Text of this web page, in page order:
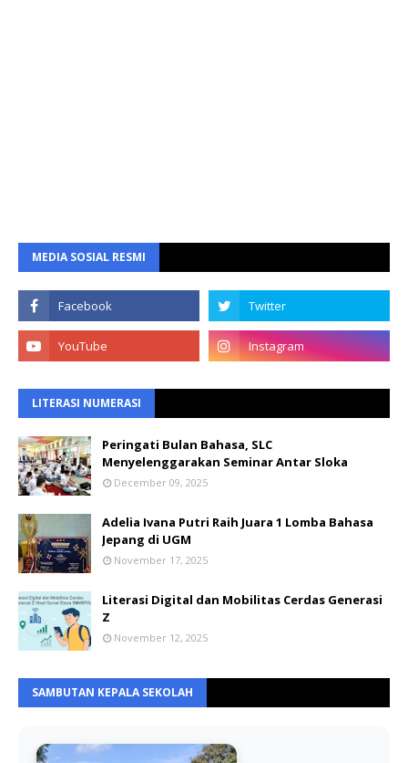
MEDIA SOSIAL RESMI
LITERASI NUMERASI
Peringati Bulan Bahasa, SLC
Menyelenggarakan Seminar Antar Sloka
December 09, 2025
Adelia Ivana Putri Raih Juara 1 Lomba Bahasa
Jepang di UGM
November 17, 2025
Literasi Digital dan Mobilitas Cerdas Generasi
Z
November 12, 2025
SAMBUTAN KEPALA SEKOLAH